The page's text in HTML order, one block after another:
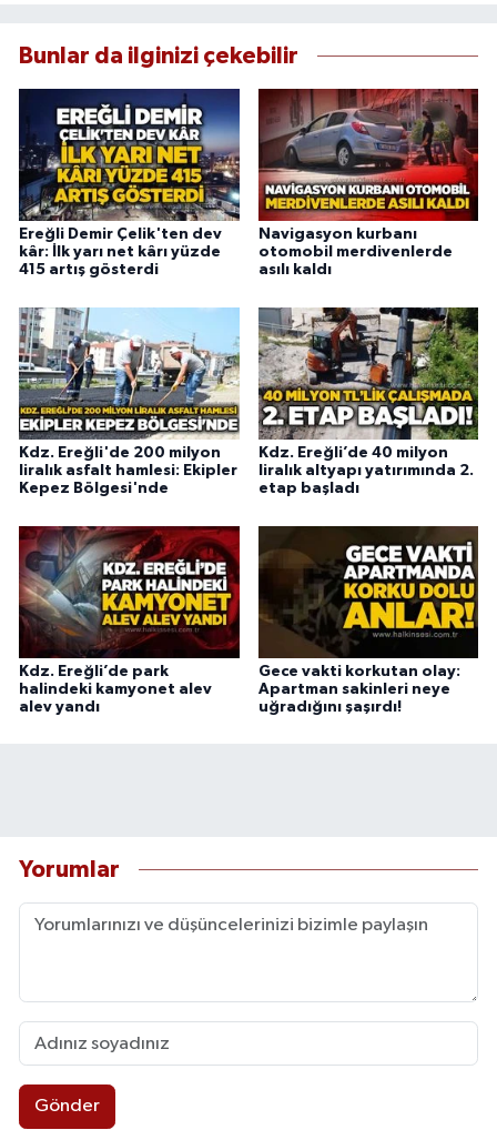
Bunlar da ilginizi çekebilir
Ereğli Demir Çelik'ten dev
kâr: İlk yarı net kârı yüzde
415 artış gösterdi
Navigasyon kurbanı
otomobil merdivenlerde
asılı kaldı
Kdz. Ereğli'de 200 milyon
liralık asfalt hamlesi: Ekipler
Kepez Bölgesi'nde
Kdz. Ereğli’de 40 milyon
liralık altyapı yatırımında 2.
etap başladı
Kdz. Ereğli’de park
halindeki kamyonet alev
alev yandı
Gece vakti korkutan olay:
Apartman sakinleri neye
uğradığını şaşırdı!
Yorumlar
Gönder